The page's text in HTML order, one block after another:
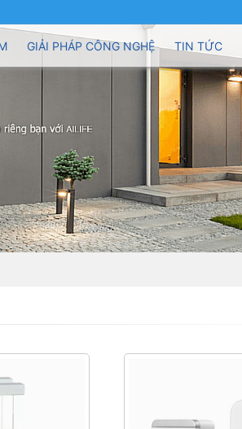
GIẢI PHÁP CÔNG NGHỆ TIN TỨC